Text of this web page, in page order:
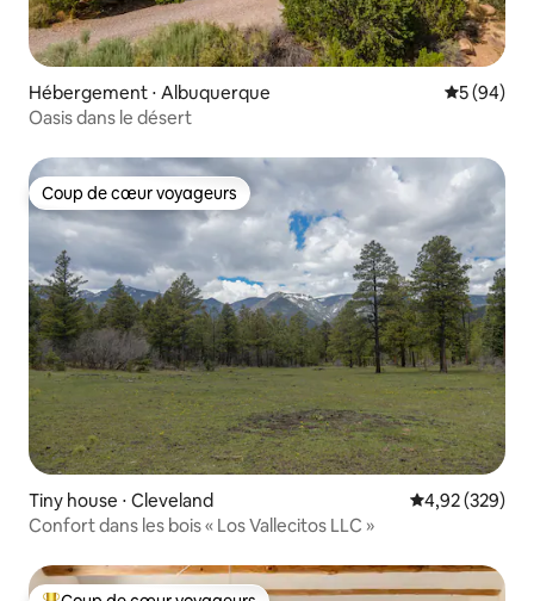
Hébergement ⋅ Albuquerque
5 (94)
Oasis dans le désert
Coup de cœur voyageurs
Coup de cœur voyageurs
Tiny house ⋅ Cleveland Évaluation
4,92 (329)
Confort dans les bois « Los Vallecitos LLC »